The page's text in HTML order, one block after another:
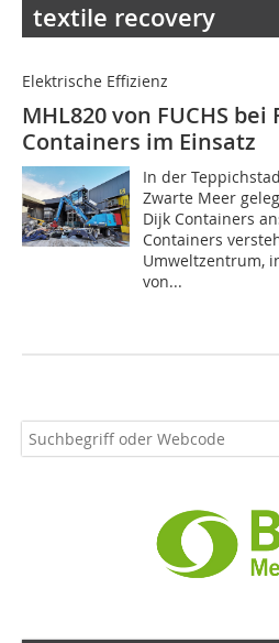
textile recovery
Elektrische Effizienz
MHL820 von FUCHS
Containers im Einsatz
In der
Zwarte Meer
Dijk Containers
Containers
Umweltzentrum,
von...